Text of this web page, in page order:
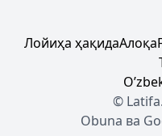
Лойиҳа ҳақидаАлоқа
©
Obuna ва